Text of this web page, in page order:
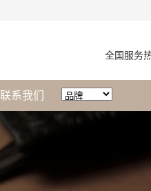
全国服务
联系我们